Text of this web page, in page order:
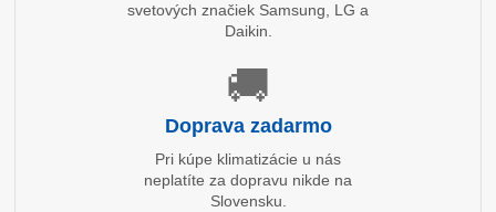
svetových značiek Samsung, LG a
Daikin.
🚚
Doprava zadarmo
Pri kúpe klimatizácie u nás
neplatíte za dopravu nikde na
Slovensku.